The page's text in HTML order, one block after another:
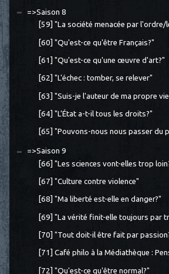
=>Saison 8
[59] "La société menacée par l'ordre/
[60] "Qu'est-ce qu'être Français?"
[61] "Qu'est-ce qu'une œuvre d'art?"
[62] "L'échec : tomber, se relever"
[63] "Suis-je l'auteur de ma propre
[64] "L'État a-t-il tous les droits?"
[65] "Pouvons-nous nous passer du
=>Saison 9
[66] "Les sciences vont-elles trop
[67] "Culture contre violence"
[68] "Ma liberté est-elle en danger?"
[69] "La vérité finit-elle toujours par
[70] "Tout doit-il être fait par
[71] Café philo à la Médiathèque :
[72] "Qu'est-ce qu'être normal?"